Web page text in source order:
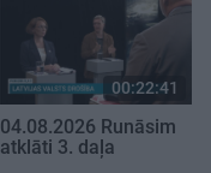
00:22:41
04.08.2026 Runāsim
atklāti 3. daļa